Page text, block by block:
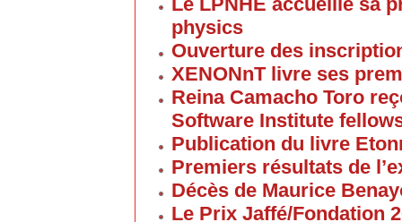
physics
Ouverture des
XENONnT livre ses
Reina Camacho Toro
Software Institute
Publication du livre
Premiers résultats de
Décès de Maurice
Le Prix Jaffé/Fondation